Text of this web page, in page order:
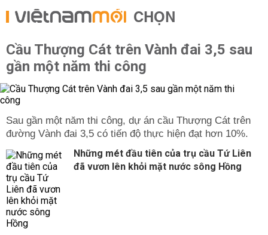
CHỌN
Cầu Thượng Cát trên Vành đai 3,5 sau
gần một năm thi công
Sau gần một năm thi công, dự án cầu Thượng Cát trên
đường Vành đai 3,5 có tiến độ thực hiện đạt hơn 10%.
Những mét đầu tiên của trụ cầu Tứ Liên
đã vươn lên khỏi mặt nước sông Hồng